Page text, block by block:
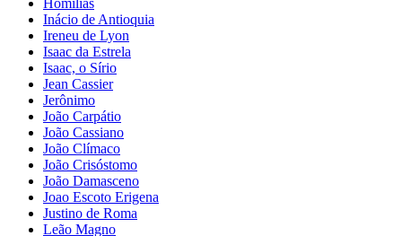
Inácio de Antioquia
Ireneu de Lyon
Isaac da Estrela
Isaac, o Sírio
Jean Cassier
Jerônimo
João Carpátio
João Cassiano
João Clímaco
João Crisóstomo
João Damasceno
Joao Escoto Erigena
Justino de Roma
Leão Magno